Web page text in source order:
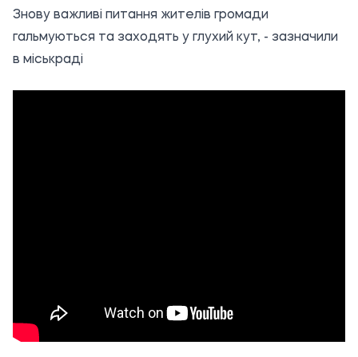
Знову важливі питання жителів громади
гальмуються та заходять у глухий кут, - зазначили
в міськраді